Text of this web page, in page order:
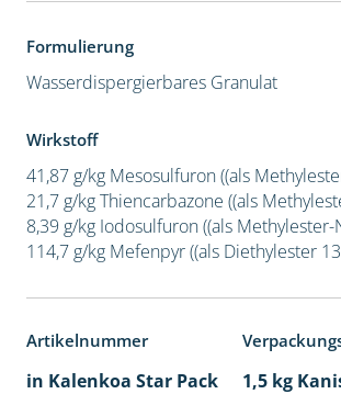
Formulierung
Wasserdispergierbares Granulat
Wirkstoff
41,87 g/kg Mesosulfuron ((als
21,7 g/kg Thiencarbazone ((als
8,39 g/kg Iodosulfuron ((als Methylester-
114,7 g/kg Mefenpyr ((als Diethylester
Artikelnummer
in Kalenkoa Star Pack 1,5 kg